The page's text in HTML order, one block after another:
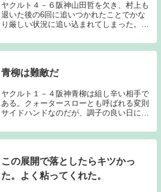
ヤクルト４－６阪神山田哲を欠き、村上も
退いた後の6回に追いつかれたことでかな
り厳しい状況に追い込まれてしまった。一
成功したのだが、ここまで好投を続けてい
た清水が２本のホームランに沈んでしまっ
青柳は難敵だ
ヤクルト１－４阪神青柳は組し辛い相手で
ある。クォータースローとも呼ばれる変則
サイドハンドなのだが、調子の良い日に当
手である。セットポジション時の投球やフ
ィールディングという部分で課題はあるの
この展開で落としたらキツかっ
た。よく粘ってくれた。